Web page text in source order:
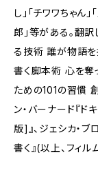
し」「チワワちゃん
郎」等がある。翻訳
る技術 誰が物語を
書く脚本術 心を奪
ための101の習慣
ン・バーナード『ド
版]』、ジェシカ・
書く』(以上、フィ